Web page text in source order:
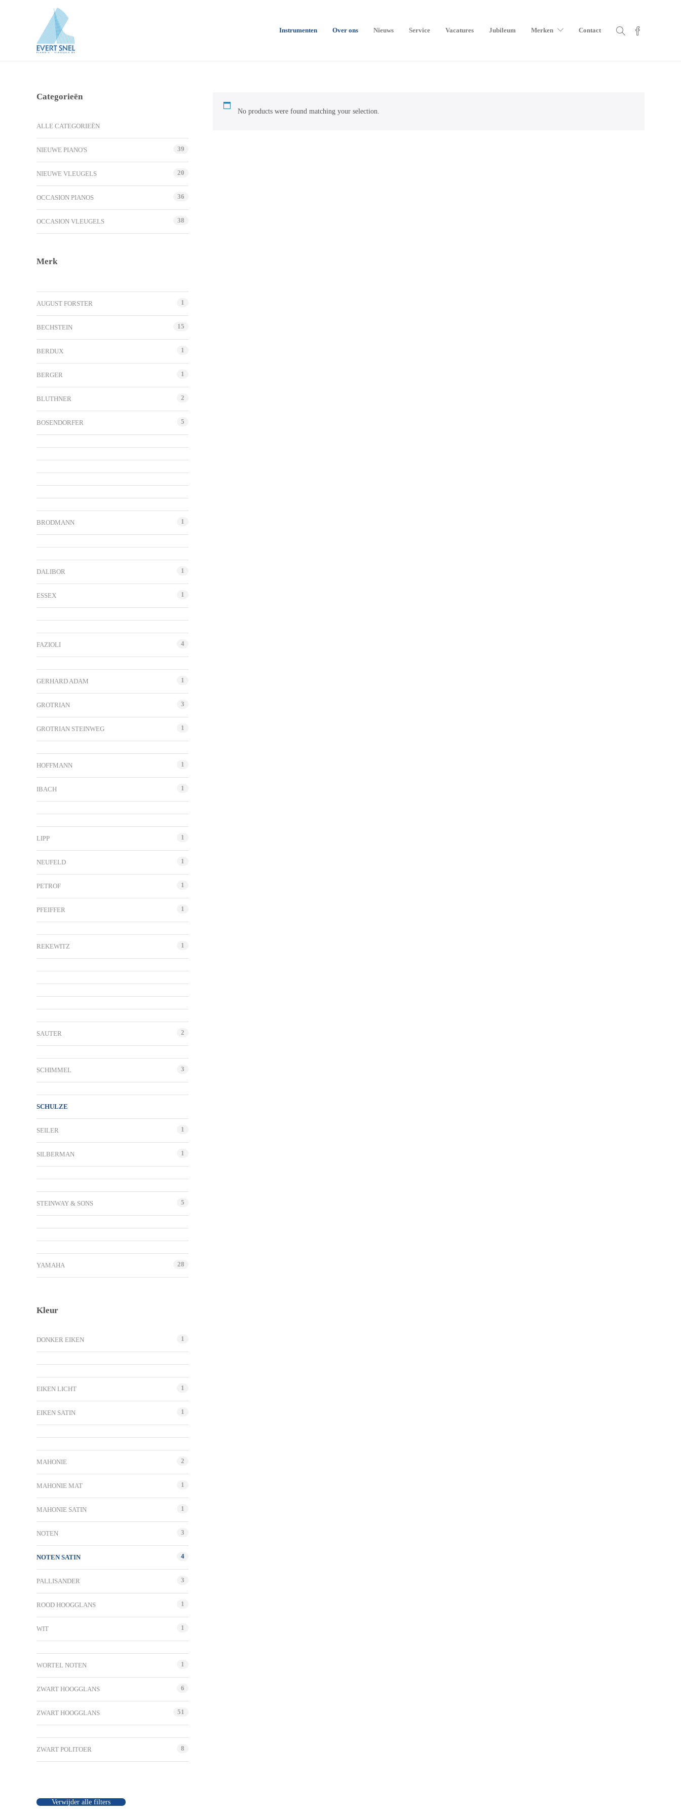
Instrumenten Over ons Nieuws Service Vacatures Jubileum Merken Contact
No products were found matching your selection.
Categorieën
ALLE CATEGORIEËN
NIEUWE PIANO'S 39
NIEUWE VLEUGELS 20
OCCASION PIANOS 36
OCCASION VLEUGELS 38
Merk
AUGUST FORSTER 1
BECHSTEIN 15
BERDUX 1
BERGER 1
BLUTHNER 2
BOSENDORFER 5
BRODMANN 1
DALIBOR 1
ESSEX 1
FAZIOLI 4
GERHARD ADAM 1
GROTRIAN 3
GROTRIAN STEINWEG 1
HOFFMANN 1
IBACH 1
LIPP 1
NEUFELD 1
PETROF 1
PFEIFFER 1
REKEWITZ 1
SAUTER 2
SCHIMMEL 3
SCHULZE
SEILER 1
SILBERMAN 1
STEINWAY & SONS 5
YAMAHA 28
Kleur
DONKER EIKEN 1
EIKEN LICHT 1
EIKEN SATIN 1
MAHONIE 2
MAHONIE MAT 1
MAHONIE SATIN 1
NOTEN 3
NOTEN SATIN 4
PALLISANDER 3
ROOD HOOGGLANS 1
WIT 1
WORTEL NOTEN 1
ZWART HOOGGLANS 6
ZWART HOOGGLANS 51
ZWART POLITOER 8
Verwijder alle filters